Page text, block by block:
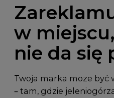
w
nie da się
Twoja marka może być
– tam, gdzie